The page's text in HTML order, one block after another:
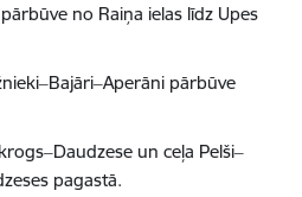
no Raiņa ielas līdz Upes
pārbūve
un ceļa Pelši‒
pagastā.